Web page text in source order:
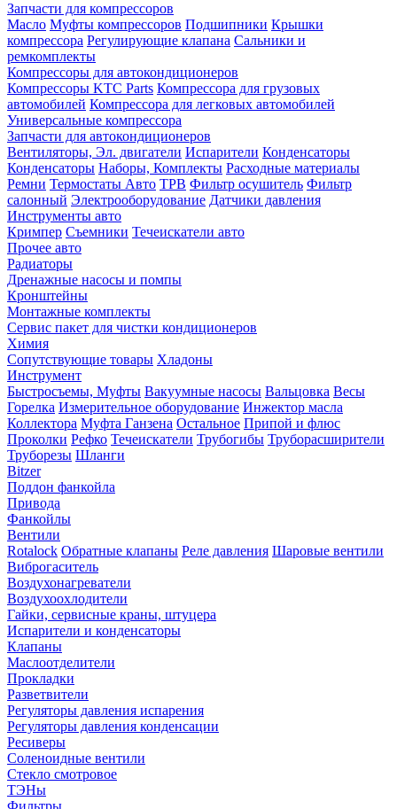
Запчасти для компрессоров
Масло Муфты компрессоров Подшипники Крышки
компрессора Регулирующие клапана Сальники и
ремкомплекты
Компрессоры для автокондиционеров
Компрессоры KTC Parts Компрессора для грузовых
автомобилей Компрессора для легковых автомобилей
Универсальные компрессора
Запчасти для автокондиционеров
Вентиляторы, Эл. двигатели Испарители Конденсаторы
Конденсаторы Наборы, Комплекты Расходные материалы
Ремни Термостаты Авто ТРВ Фильтр осушитель Фильтр
салонный Электрооборудование Датчики давления
Инструменты авто
Кримпер Съемники Течеискатели авто
Прочее авто
Радиаторы
Дренажные насосы и помпы
Кронштейны
Монтажные комплекты
Сервис пакет для чистки кондиционеров
Химия
Сопутствующие товары Хладоны
Инструмент
Быстросъемы, Муфты Вакуумные насосы Вальцовка Весы
Горелка Измерительное оборудование Инжектор масла
Коллектора Муфта Ганзена Остальное Припой и флюс
Проколки Рефко Течеискатели Трубогибы Труборасширители
Труборезы Шланги
Bitzer
Поддон фанкойла
Привода
Фанкойлы
Вентили
Rotalock Обратные клапаны Реле давления Шаровые вентили
Виброгаситель
Воздухонагреватели
Воздухоохлодители
Гайки, сервисные краны, штуцера
Испарители и конденсаторы
Клапаны
Маслоотделители
Прокладки
Разветвители
Регуляторы давления испарения
Регуляторы давления конденсации
Ресиверы
Соленоидные вентили
Стекло смотровое
ТЭНы
Фильтры